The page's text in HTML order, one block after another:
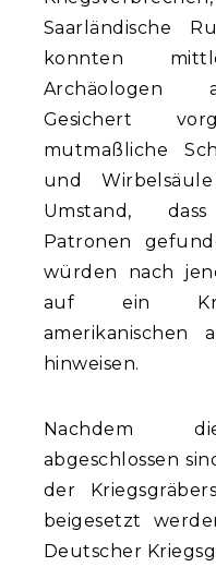
Saarländische
konnten
Archäologen
Gesichert
mutmaßliche
und
Umstand,
Patronen
würden nach
auf ein
amerikanischen
hinweisen.
Nachdem
abgeschlossen
der
beigesetzt
Deutscher